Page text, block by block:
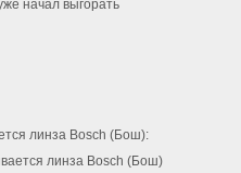
линза Bosch (Бош):